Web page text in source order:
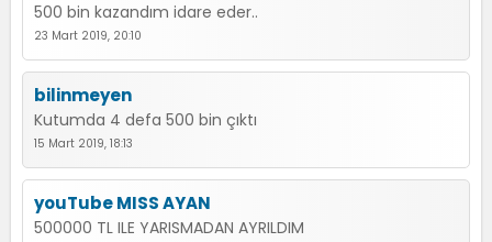
500 bin kazandım idare eder..
23 Mart 2019, 20:10
bilinmeyen
Kutumda 4 defa 500 bin çıktı
15 Mart 2019, 18:13
youTube MISS AYAN
500000 TL ILE YARISMADAN AYRILDIM